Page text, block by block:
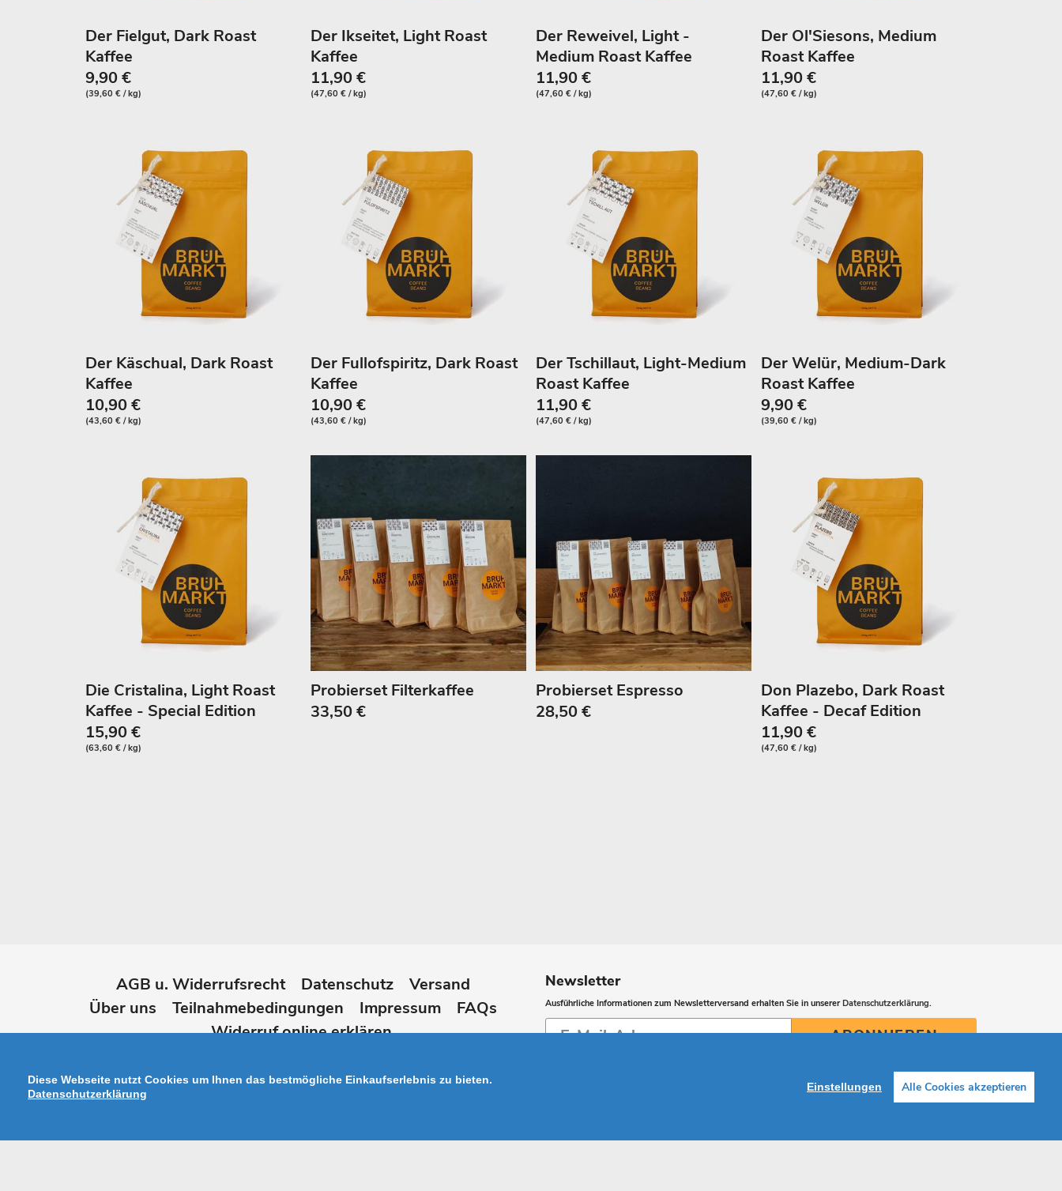
Der Fielgut, Dark Roast
Kaffee
9,90 €
(39,60 € / kg)
Der Ikseitet, Light Roast
Kaffee
11,90 €
(47,60 € / kg)
Der Reweivel, Light -
Medium Roast Kaffee
11,90 €
(47,60 € / kg)
Der Ol'Siesons, Medium
Roast Kaffee
11,90 €
(47,60 € / kg)
Der Käschual, Dark Roast
Kaffee
10,90 €
(43,60 € / kg)
Der Fullofspiritz, Dark Roast
Kaffee
10,90 €
(43,60 € / kg)
Der Tschillaut, Light-Medium
Roast Kaffee
11,90 €
(47,60 € / kg)
Der Welür, Medium-Dark
Roast Kaffee
9,90 €
(39,60 € / kg)
Die Cristalina, Light Roast
Kaffee - Special Edition
15,90 €
(63,60 € / kg)
Probierset Filterkaffee
33,50 €
Probierset Espresso
28,50 €
Don Plazebo, Dark Roast
Kaffee - Decaf Edition
11,90 €
(47,60 € / kg)
AGB u. Widerrufsrecht Datenschutz
Versand
Über uns
Teilnahmebedingungen Impressum
FAQs
Widerruf online erklären
Newsletter
Ausführliche Informationen zum Newsletterversand erhalten Sie in unsererDatenschutzerklärung.
Abonnieren
ABONNIEREN
Diese Webseite nutzt Cookies um Ihnen das bestmögliche Einkaufserlebnis zu bieten.
Datenschutzerklärung
Einstellungen Alle Cookies akzeptieren